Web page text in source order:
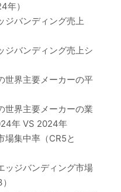
年）
ジバンディング売上
ジバンディング売上シ
世界主要メーカーの平
世界主要メーカーの業
年 VS 2024年
場集中率（CR5と
ッジバンディング市場